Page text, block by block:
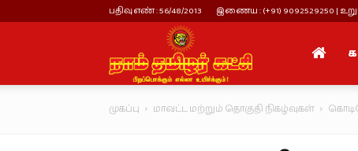
பதிவு எண் : 56/48/2013 இணைய : (+91) 9092529250 |
நாம்
தமிழர்
முகப்பு மாவட்ட மற்றும் தொகுதி நிகழ்வுகள்